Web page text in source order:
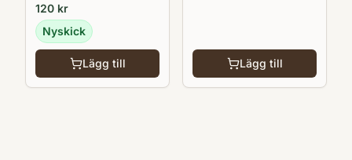
120 kr
Nyskick
Lägg till Lägg till